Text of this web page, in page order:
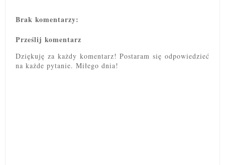
Brak komentarzy:
Prześlij komentarz
Dziękuję za każdy komentarz! Postaram się odpowiedzieć
na każde pytanie. Miłego dnia!